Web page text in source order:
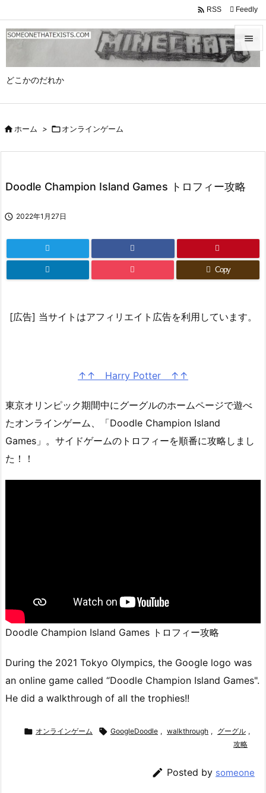
どこかのだれか


サイド


 RSS Feedly
ホーム > オンラインゲーム
Doodle Champion Island Games トロフィー攻略
 2022年1月27日
Copy
[広告] 当サイトはアフィリエイト広告を利用しています。
↑↑ Harry Potter ↑↑
東京オリンピック期間中にグーグルのホームページで遊べ
たオンラインゲーム、「Doodle Champion Island
Games」。サイドゲームのトロフィーを順番に攻略しまし
た！！
Doodle Champion Island Games トロフィー攻略
During the 2021 Tokyo Olympics, the Google logo was
an online game called “Doodle Champion Island Games".
He did a walkthrough of all the trophies!!
 オンラインゲーム  GoogleDoodle , walkthrough , グーグル ,
攻略
 Posted by someone